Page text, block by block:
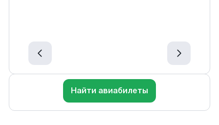
Найти авиабилеты